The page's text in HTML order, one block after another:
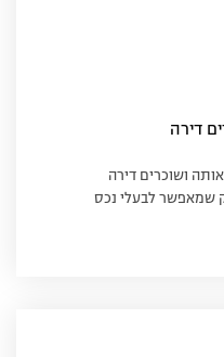
דירה
ושוכרים דירה
לחוק שמאפשר לבעלי נכס